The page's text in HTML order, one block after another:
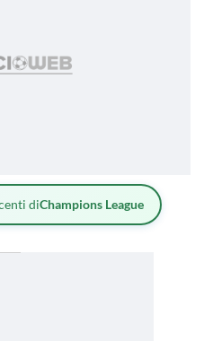
diChampions League